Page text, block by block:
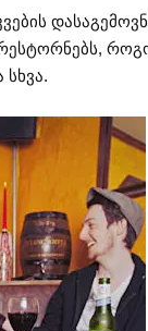
სხვა.